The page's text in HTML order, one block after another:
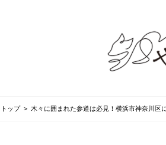
トップ> 木々に囲まれた参道は必見！横浜市神奈川区